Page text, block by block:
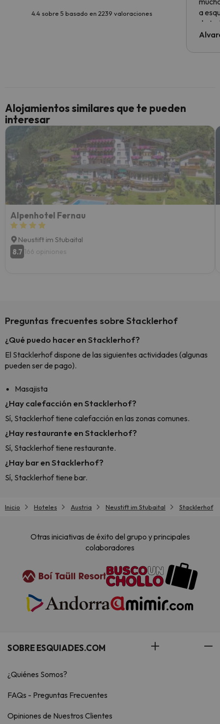
4.4 sobre 5 basado en 2239 valoraciones
a
de
al
culpa
yo.
Alojamientos similares que te pueden
interesar
Alpenhotel Fernau
Neustift im Stubaital
8.7 166 opiniones
Preguntas frecuentes sobre Stacklerhof
¿Qué puedo hacer en Stacklerhof?
El Stacklerhof dispone de las siguientes actividades (algunas
pueden ser de pago).
Masajista
¿Hay calefacción en Stacklerhof?
Sí, Stacklerhof tiene calefacción en las zonas comunes.
¿Hay restaurante en Stacklerhof?
Sí, Stacklerhof tiene restaurante.
¿Hay bar en Stacklerhof?
Sí, Stacklerhof tiene bar.
Inicio Hoteles Austria Neustift im Stubaital Stacklerhof
Otras iniciativas de éxito del grupo y principales
colaboradores
SOBRE ESQUIADES.COM
¿Quiénes Somos?
FAQs - Preguntas Frecuentes
Opiniones de Nuestros Clientes